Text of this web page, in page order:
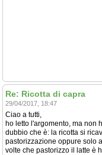
Re: Ricotta di capra
29/04/2017, 18:47
Ciao a tutti,
ho letto l'argomento, ma non
dubbio che è: la ricotta si
pastorizzazione oppure solo
volte che pastorizzo il latte è